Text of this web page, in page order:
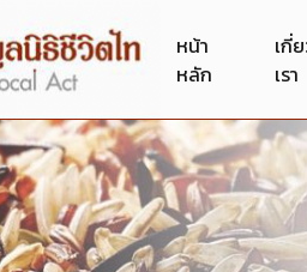
หน้า
หลัก
เกี่
เรา